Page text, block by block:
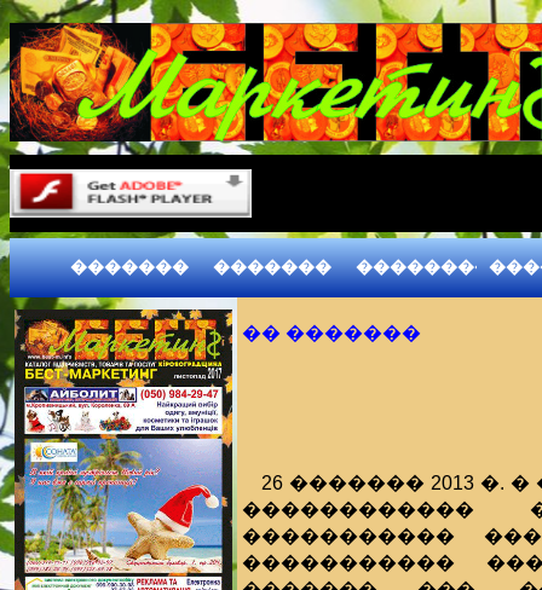
������� ������� ����������
�� �������
26 ������� 2013
������������
�����������
�����������